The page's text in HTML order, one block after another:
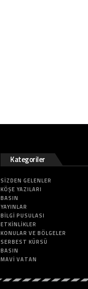
Kategoriler
SIZDEN GELENLER
KÖŞE YAZILARI
BASIN
YAYINLAR
BILGI PUSULASI
ETKINLIKLER
KONULAR VE BÖLGELER
SERBEST KÜRSÜ
BASIN
MAVI VATAN